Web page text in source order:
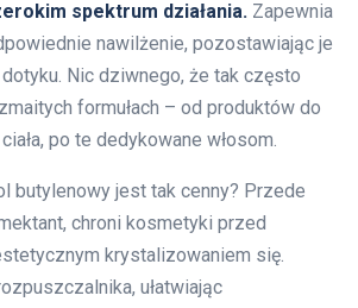
spektrum działania. Zapewnia
nawilżenie, pozostawiając je
Nic dziwnego, że tak często
formułach – od produktów do
po te dedykowane włosom.
butylenowy jest tak cenny? Przede
chroni kosmetyki przed
krystalizowaniem się.
ułatwiając